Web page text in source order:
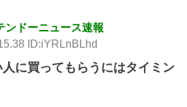
ンドーニュース速報
ID:iYRLnBLhd
に買ってもらうにはタイミン